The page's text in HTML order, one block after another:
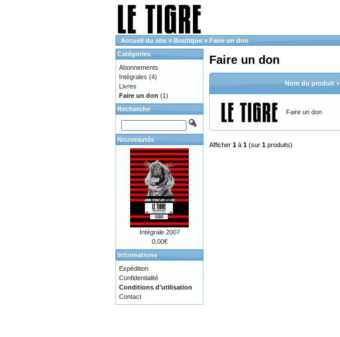
Accueil du site » Boutique » Faire un don
Faire un don
Nom du produit +
Faire un don
Afficher 1 à 1 (sur 1 produits)
Catégories
Abonnements
Intégrales (4)
Livres
Faire un don (1)
Recherche
Nouveautés
Intégrale 2007
0,00€
Informations
Expédition
Confidentialité
Conditions d'utilisation
Contact